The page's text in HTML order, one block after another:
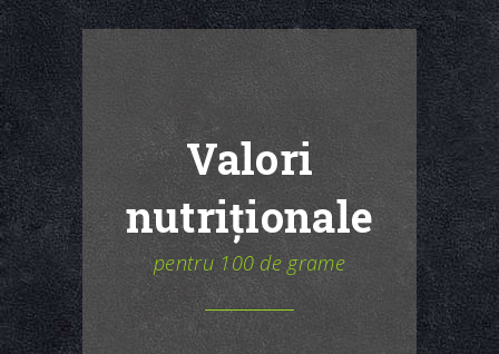
Valori
nutriționale
pentru 100 de grame